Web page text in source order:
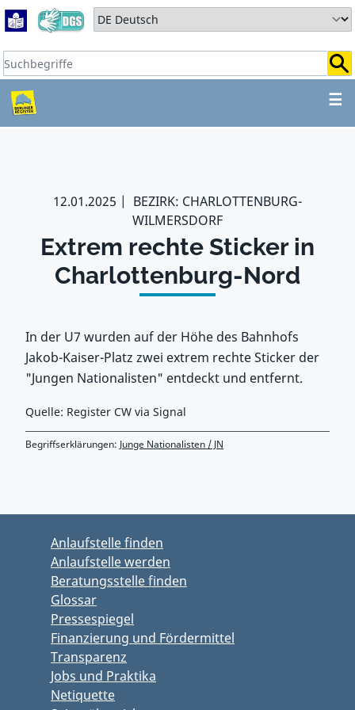
Zum Hauptbereich springen
Zum Hauptmenü springen
Sprache auswählen:
Suchbegriffe:
☰
ZUM HAUPTBEREICH
12.01.2025
BEZIRK: CHARLOTTENBURG-
WILMERSDORF
Extrem rechte Sticker in
Charlottenburg-Nord
In der U7 wurden auf der Höhe des Bahnhofs
Jakob-Kaiser-Platz zwei extrem rechte Sticker der
"Jungen Nationalisten" entdeckt und entfernt.
Quelle: Register CW via Signal
Begriffserklärungen: Junge Nationalisten / JN
Anlaufstelle finden
Anlaufstelle werden
Beratungsstelle finden
Glossar
Pressespiegel
Finanzierung und Fördermittel
Transparenz
Jobs und Praktika
Netiquette